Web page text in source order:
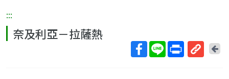
:::
奈及利亞－拉薩熱
回